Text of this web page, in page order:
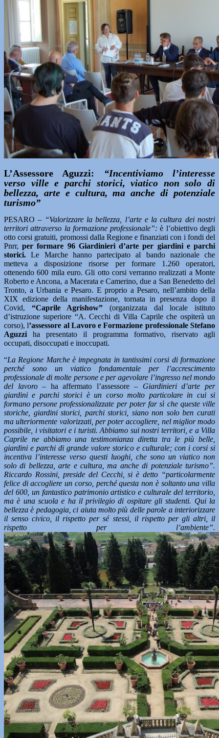
L’Assessore Aguzzi:
“Incentiviamo l’interesse
verso ville e parchi storici, viatico non solo di
bellezza, arte e cultura, ma anche di potenziale
turismo”
PESARO– “Valorizzare la bellezza, l’arte e la cultura dei nostri
territori attraverso la formazione professionale”: è l’obiettivo degli
otto corsi gratuiti, promossi dalla Regione e finanziati con i fondi del
Pnrr,per formare 96 Giardinieri d’arte per giardini e parchi
storici. Le Marche hanno partecipato al bando nazionale che
metteva a disposizione risorse per formare 1.260 operatori,
ottenendo 600 mila euro. Gli otto corsi verranno realizzati a Monte
Roberto e Ancona, a Macerata e Camerino, due a San Benedetto del
Tronto, a Urbania e Pesaro. E proprio a Pesaro, nell’ambito della
XIX edizione della manifestazione, tornata in presenza dopo il
Covid, “Caprile Agrishow” (organizzata dal locale istituto
d’istruzione superiore “A. Cecchi di Villa Caprile che ospiterà un
corso), l’assessore al Lavoro e Formazione professionale Stefano
Aguzzi ha presentato il programma formativo, riservato agli
occupati, disoccupati e inoccupati.
“La Regione Marche è impegnata in tantissimi corsi di formazione
perché sono un viatico fondamentale per l’accrescimento
professionale di molte persone e per agevolare l’ingresso nel mondo
del lavoro– ha affermato l’assessore – Giardinieri d’arte per
giardini e parchi storici è un corso molto particolare in cui si
formano persone professionalizzate per poter far sì che queste ville
storiche, giardini storici, parchi storici, siano non solo ben curati
ma ulteriormente valorizzati, per poter accogliere, nel miglior modo
possibile, i visitatori e i turisti. Abbiamo sui nostri territori, e a Villa
Caprile ne abbiamo una testimonianza diretta tra le più belle,
giardini e parchi di grande valore storico e culturale; con i corsi si
incentiva l’interesse verso questi luoghi, che sono un viatico non
solo di bellezza, arte e cultura, ma anche di potenziale turismo”.
Riccardo Rossini, preside del Cecchi, si è detto “particolarmente
felice di accogliere un corso, perché questa non è soltanto una villa
del 600, un fantastico patrimonio artistico e culturale del territorio,
ma è una scuola e ha il privilegio di ospitare gli studenti. Qui la
bellezza è pedagogia, ci aiuta molto più delle parole a interiorizzare
il senso civico, il rispetto per sé stessi, il rispetto per gli altri, il
rispetto per l’ambiente”.